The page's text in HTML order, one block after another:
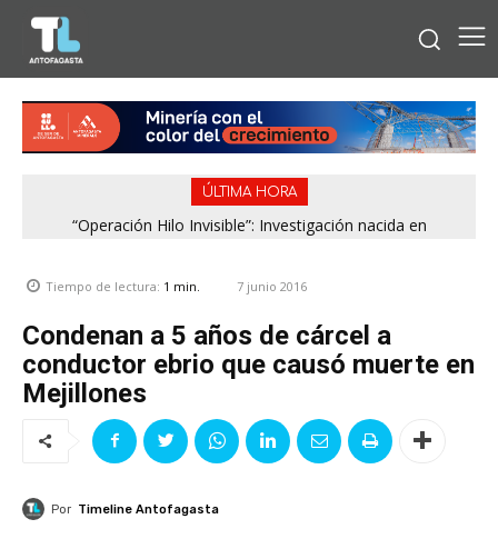
ÚLTIMA HORA
“Operación Hilo Invisible”: Investigación nacida en
Tiempo de lectura: 1 min. 7 junio 2016
Condenan a 5 años de cárcel a
conductor ebrio que causó muerte en
Mejillones
Por Timeline Antofagasta